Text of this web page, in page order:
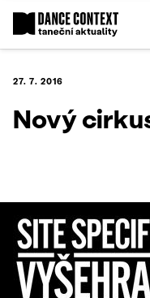
27. 7. 2016
Nový